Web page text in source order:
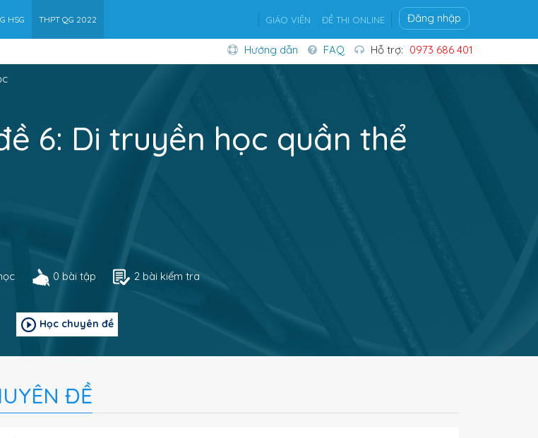
HSG THPT QG 2022 GIÁO VIÊN ĐỀ THI ONLINE Đăng nhập
Hướng dẫn FAQ Hỗ trợ: 0973 686 401
6: Di truyền học quần thể
0 bài tập 2 bài kiểm tra
Học chuyên đề
ĐỀ